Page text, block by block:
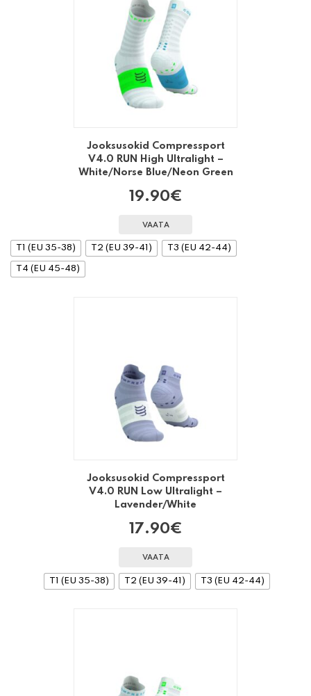
Jooksusokid Compressport
V4.0 RUN High Ultralight –
White/Norse Blue/Neon Green
19.90€
VAATA
T1 (EU 35-38) T2 (EU 39-41) T3 (EU 42-44)
T4 (EU 45-48)
Jooksusokid Compressport
V4.0 RUN Low Ultralight –
Lavender/White
17.90€
VAATA
T1 (EU 35-38) T2 (EU 39-41) T3 (EU 42-44)